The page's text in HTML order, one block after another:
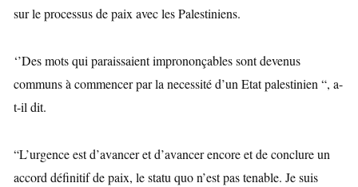
sur le processus de paix avec les Palestiniens.
‘’Des mots qui paraissaient imprononçables sont devenus
communs à commencer par la necessité d’un Etat palestinien “, a-
t-il dit.
“L’urgence est d’avancer et d’avancer encore et de conclure un
accord définitif de paix, le statu quo n’est pas tenable. Je suis